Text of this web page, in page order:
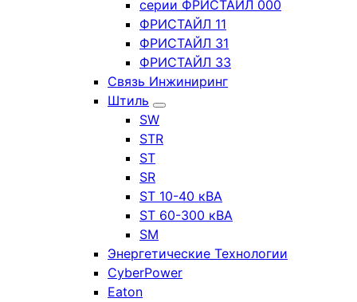
серии ФРИСТАЙЛ 000
ФРИСТАЙЛ 11
ФРИСТАЙЛ 31
ФРИСТАЙЛ 33
Связь Инжиниринг
Штиль
SW
STR
ST
SR
ST 10-40 кВА
ST 60-300 кВА
SM
Энергетические Технологии
CyberPower
Eaton